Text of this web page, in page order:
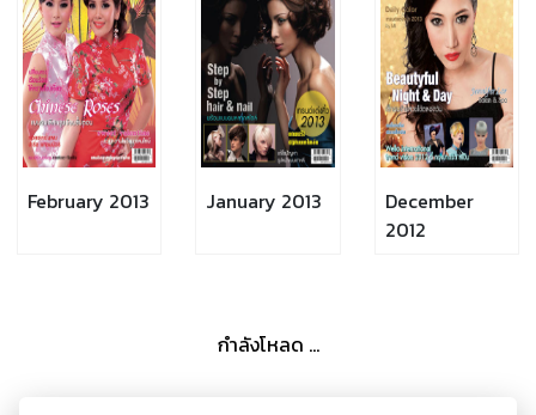
February 2013 January 2013
December
2012
กำลังโหลด ...